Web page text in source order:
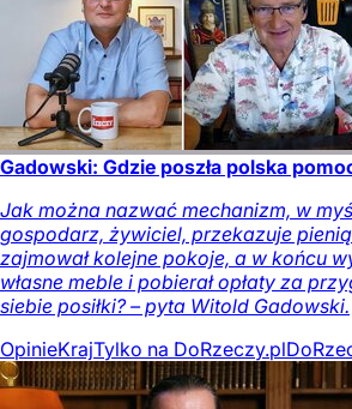
Gadowski: Gdzie poszła polska
Jak można nazwać mechanizm, w
gospodarz, żywiciel, przekazuje
zajmował kolejne pokoje, a w końcu
własne meble i pobierał opłaty za
siebie posiłki? – pyta Witold Gadowski.
OpinieKrajTylko na DoRzeczy.pl